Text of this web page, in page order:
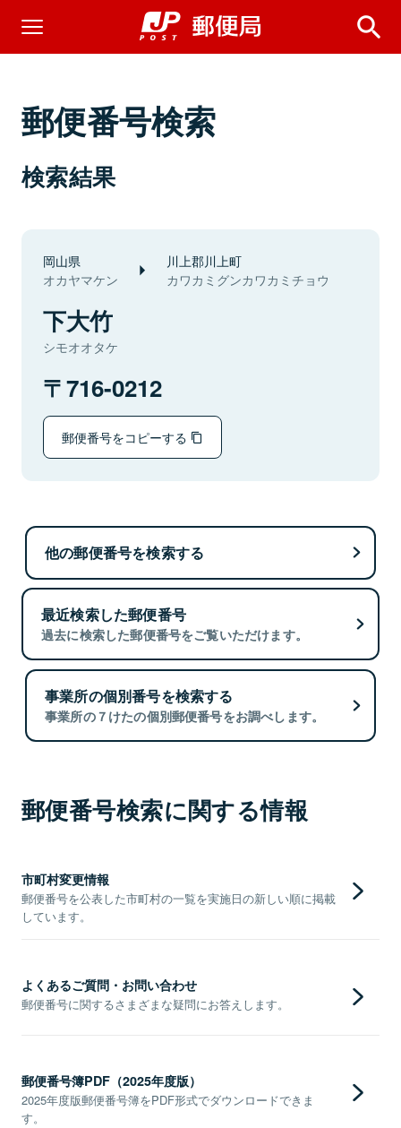
郵便番号検索
検索結果
岡山県
オカヤマケン
川上郡川上町
カワカミグンカワカミチョウ
下大竹
シモオオタケ
716-0212
郵便番号をコピーする
他の郵便番号を検索する
最近検索した郵便番号
過去に検索した郵便番号をご覧いただけます。
事業所の個別番号を検索する
事業所の７けたの個別郵便番号をお調べします。
郵便番号検索に関する情報
市町村変更情報
郵便番号を公表した市町村の一覧を実施日の新しい順に掲載
しています。
よくあるご質問・お問い合わせ
郵便番号に関するさまざまな疑問にお答えします。
郵便番号簿PDF（2025年度版）
2025年度版郵便番号簿をPDF形式でダウンロードできま
す。